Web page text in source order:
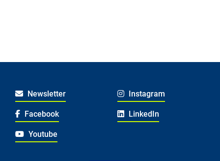
Newsletter Instagram
Facebook LinkedIn
Youtube